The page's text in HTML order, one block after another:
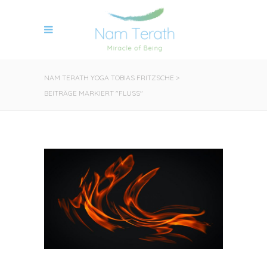
NAM TERATH YOGA TOBIAS FRITZSCHE >
BEITRÄGE MARKIERT "FLUSS"